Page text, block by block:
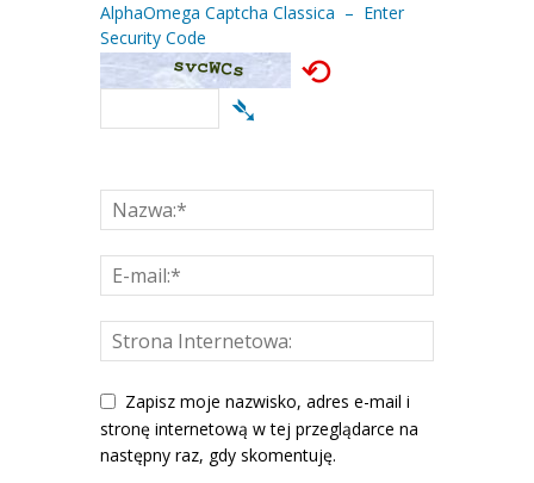
AlphaOmega Captcha Classica – Enter
Security Code
⟲
➴
Zapisz moje nazwisko, adres e-mail i
stronę internetową w tej przeglądarce na
następny raz, gdy skomentuję.